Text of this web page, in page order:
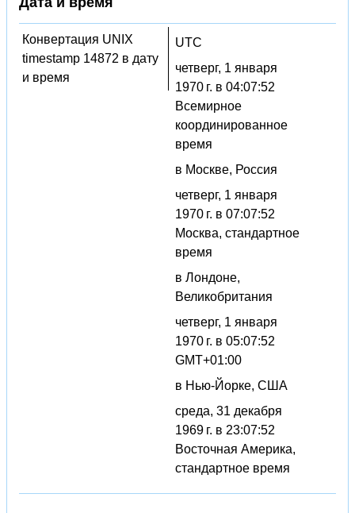
Конвертация UNIX
timestamp 14872 в дату
и время
UTC
четверг, 1 января
1970 г. в 04:07:52
Всемирное
координированное
время
в Москве, Россия
четверг, 1 января
1970 г. в 07:07:52
Москва, стандартное
время
в Лондоне,
Великобритания
четверг, 1 января
1970 г. в 05:07:52
GMT+01:00
в Нью-Йорке, США
среда, 31 декабря
1969 г. в 23:07:52
Восточная Америка,
стандартное время